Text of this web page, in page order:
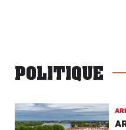
POLITIQUE